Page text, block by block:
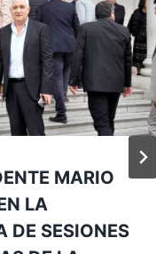
MARIO
LA
DE SESIONES